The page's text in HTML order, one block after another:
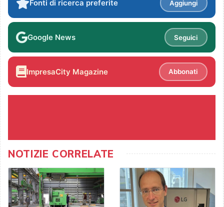
Fonti di ricerca preferite Aggiungi
Google News Seguici
ImpresaCity Magazine Abbonati
NOTIZIE CORRELATE